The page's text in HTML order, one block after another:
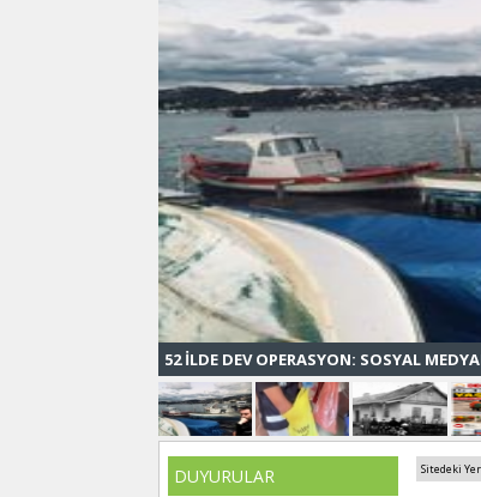
52 İLDE DEV OPERASYON: SOSYAL
DUYURULAR Sitedeki